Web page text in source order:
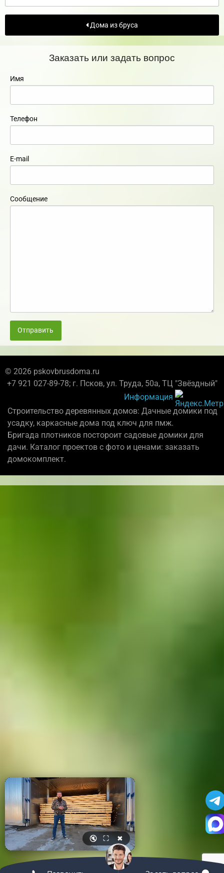
Дома из бруса
Заказать или задать вопрос
Имя
Телефон
E-mail
Сообщение
Отправить
© 2026 pskovbrusdoma.ru
+7 921 027-89-78; г. Псков, ул. Труда, 50а, ТЦ "Звёздный"
Информация
Строительство деревянных домов: Дачные домики под
усадку, каркасные дома под ключ для пмж.
Бригада плотников постороит садовые домики для
дачи. Каталог проектов с фото и ценами: заказать
домокомплект.
🔇 ⛶ ✖